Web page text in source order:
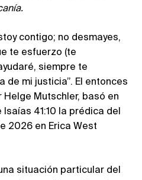
contigo; no desmayes,
te esfuerzo (te
siempre te
de mi justicia”. El entonces
Mutschler, basó en
41:10 la prédica del
2026 en Erica West
situación particular del